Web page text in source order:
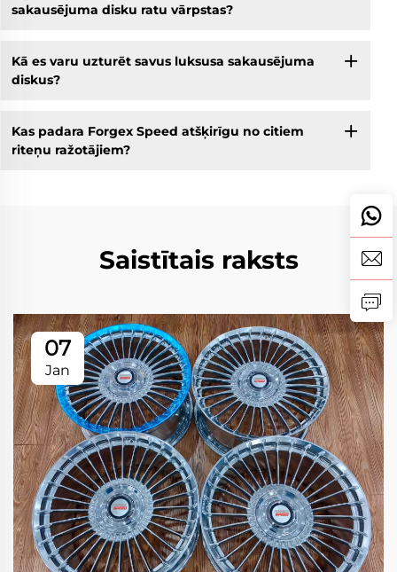
sakausējuma disku ratu vārpstas?
Kā es varu uzturēt savus luksusa sakausējuma
diskus?
Kas padara Forgex Speed atšķirīgu no citiem
riteņu ražotājiem?
Saistītais raksts
07
Jan